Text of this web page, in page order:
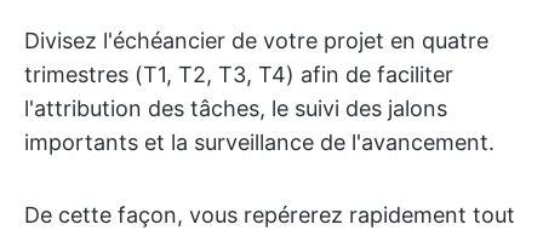
Divisez l'échéancier de votre projet en quatre
trimestres (T1, T2, T3, T4) afin de faciliter
l'attribution des tâches, le suivi des jalons
importants et la surveillance de l'avancement.
De cette façon, vous repérerez rapidement tout